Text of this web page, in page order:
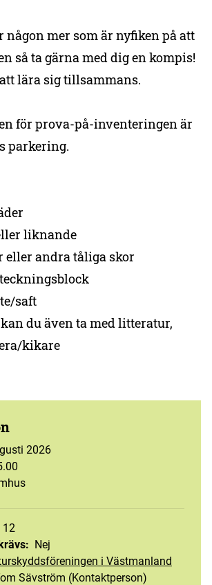
någon mer som är nyfiken på att
så ta gärna med dig en kompis!
lära sig tillsammans.
för prova-på-inventeringen är
parkering.
liknande
eller andra tåliga skor
saft
du även ta med litteratur,
kikare
2026
12
: Nej
i Västmanland
Sävström (Kontaktperson)